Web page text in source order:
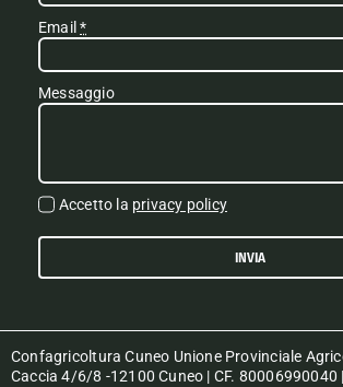
Email*
Messaggio
Accetto la privacy policy
INVIA
Confagricoltura Cuneo Unione Provinciale
Caccia 4/6/8 -12100 Cuneo | CF. 80006990040 |